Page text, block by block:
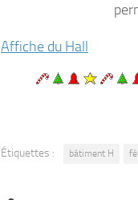
Affiche du Hall
Étiquettes : bâtiment H